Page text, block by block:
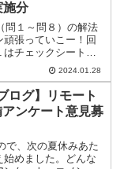
施分
問１～問８）の解法
張っていこー！回
チェックシートの
大丈夫そう...2024.01.28
ログ】リモート
ンケート意見募
で、次の夏休みあた
めました。どんな